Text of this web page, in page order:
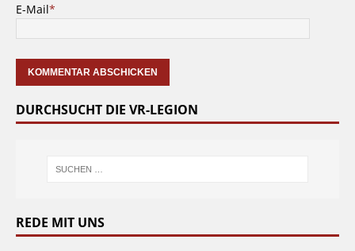
E-Mail*
DURCHSUCHT DIE VR-LEGION
REDE MIT UNS